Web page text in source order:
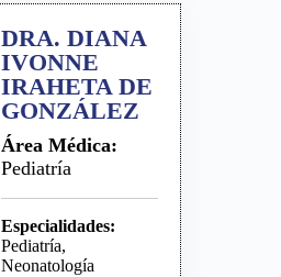
DRA. DIANA
IVONNE
IRAHETA DE
GONZÁLEZ
Área Médica:
Pediatría
Especialidades:
Pediatría,
Neonatología